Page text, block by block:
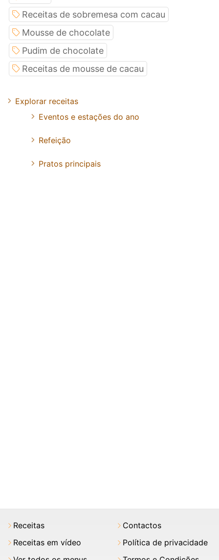
Receitas de sobremesa com cacau
Mousse de chocolate
Pudim de chocolate
Receitas de mousse de cacau
Explorar receitas
Eventos e estações do ano
Refeição
Pratos principais
Receitas
Receitas em vídeo
Contactos
Política de privacidade